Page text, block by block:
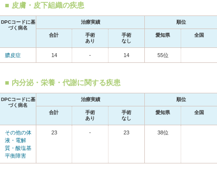
皮膚・皮下組織の疾患
DPCコードに基
づく病名
治療実績 順位
合計
手術
あり
手術
なし
愛知県 全国
膿皮症 14 - 14 55位
内分泌・栄養・代謝に関する疾患
DPCコードに基
づく病名
治療実績 順位
合計
手術
あり
手術
なし
愛知県 全国
その他の体
液・電解
質・酸塩基
平衡障害
23 - 23 38位